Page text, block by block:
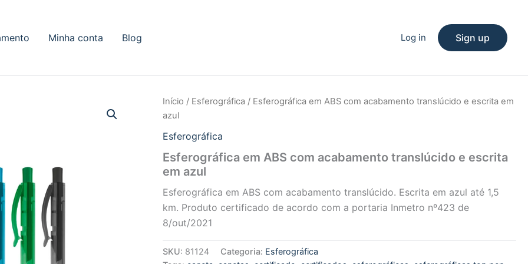
Minha conta Blog Log in Sign up
Início / Esferográfica / Esferográfica em ABS com acabamento translúcido e escrita em
azul
Esferográfica
Esferográfica em ABS com acabamento translúcido e escrita
em azul
Esferográfica em ABS com acabamento translúcido. Escrita em azul até 1,5
km. Produto certificado de acordo com a portaria Inmetro nº423 de
8/out/2021
SKU: 81124 Categoria: Esferográfica